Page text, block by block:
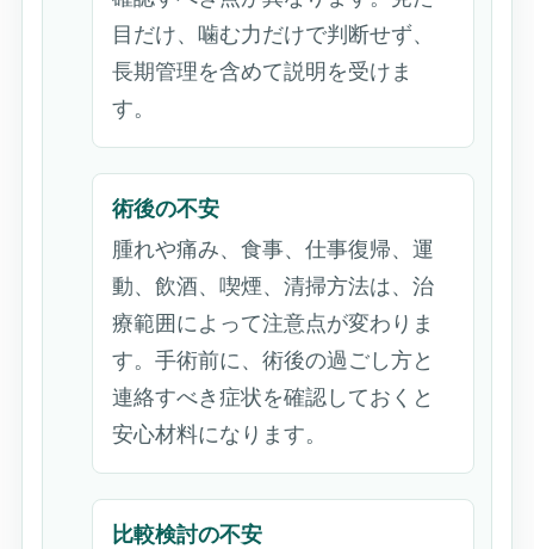
目だけ、噛む力だけで判断せず、
長期管理を含めて説明を受けま
す。
術後の不安
腫れや痛み、食事、仕事復帰、運
動、飲酒、喫煙、清掃方法は、治
療範囲によって注意点が変わりま
す。手術前に、術後の過ごし方と
連絡すべき症状を確認しておくと
安心材料になります。
比較検討の不安